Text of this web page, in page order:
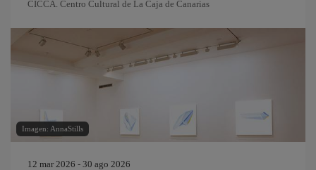
CICCA. Centro Cultural de La Caja de Canarias
Imagen: AnnaStills
12 mar 2026 - 30 ago 2026